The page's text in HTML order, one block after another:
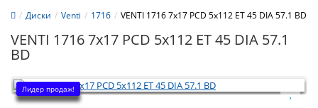
Диски Venti 1716 VENTI 1716 7x17 PCD 5x112 ET 45 DIA 57.1 BD
VENTI 1716 7x17 PCD 5x112 ET 45 DIA 57.1
BD
Лидер продаж!